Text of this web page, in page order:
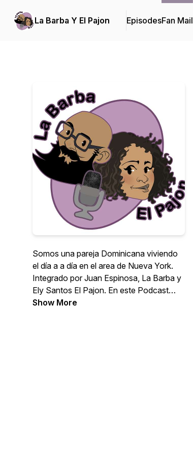
La Barba Y El Pajon EpisodesFan Mail
Somos una pareja Dominicana viviendo
el día a a día en el area de Nueva York.
Integrado por Juan Espinosa, La Barba y
Ely Santos El Pajon. En este Podcast
estaremos hablando de nuestras
Show More